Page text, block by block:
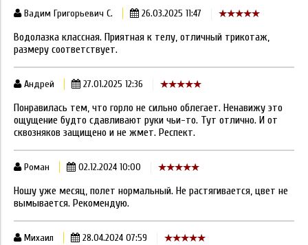
Вадим Григорьевич С. 26.03.2025 11:47
Водолазка классная. Приятная к телу, отличный трикотаж,
размеру соответствует.
Андрей 27.01.2025 12:36
Понравилась тем, что горло не сильно облегает. Ненавижу это
ощущение будто сдавливают руки чьи-то. Тут отлично. И от
сквозняков защищено и не жмет. Респект.
Роман 02.12.2024 10:00
Ношу уже месяц, полет нормальный. Не растягивается, цвет не
вымывается. Рекомендую.
Михаил 28.04.2024 07:59